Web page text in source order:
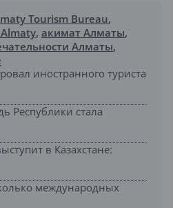
Tourism Bureau,
, акимат Алматы,
Алматы,
иностранного туриста
Республики стала
в Казахстане:
международных